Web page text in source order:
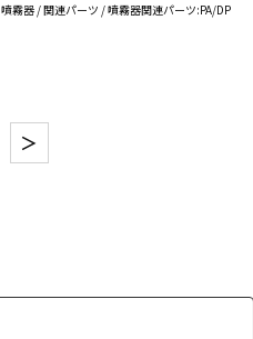
噴霧器 / 関連パーツ / 噴霧器関連パーツ:PA/DP
＞